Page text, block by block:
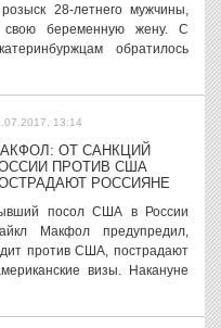
28-летнего мужчины,
беременную жену. С
обратилось
13:14
ОТ САНКЦИЙ
ПРОТИВ США
РОССИЯНЕ
посол США в России
Макфол предупредил,
против США, пострадают
визы. Накануне